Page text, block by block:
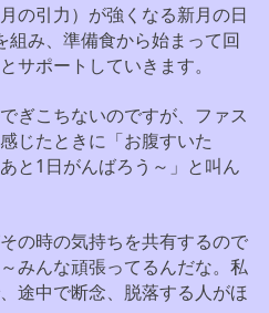
の引力）が強くなる新月の日
組み、準備食から始まって回
サポートしていきます。
ぎこちないのですが、ファス
じたときに「お腹すいた
と1日がんばろう～」と叫ん
の時の気持ちを共有するので
みんな頑張ってるんだな。私
途中で断念、脱落する人がほ